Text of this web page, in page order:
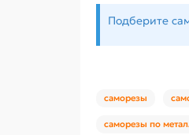
Подберите
саморезы
саморезы по